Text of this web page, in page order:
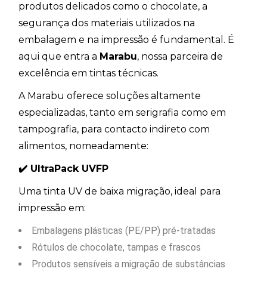
produtos delicados como o chocolate, a
segurança dos materiais utilizados na
embalagem e na impressão é fundamental. É
aqui que entra a Marabu, nossa parceira de
excelência em tintas técnicas.
A Marabu oferece soluções altamente
especializadas, tanto em serigrafia como em
tampografia, para contacto indireto com
alimentos, nomeadamente:
✔️ UltraPack UVFP
Uma tinta UV de baixa migração, ideal para
impressão em:
Embalagens plásticas (PE/PP) pré-tratadas
Rótulos de chocolate, tampas e frascos
Produtos sensíveis a migração de substâncias